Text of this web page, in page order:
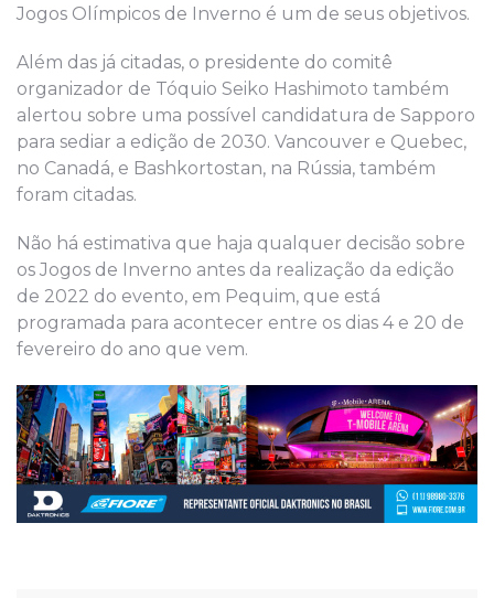
Jogos Olímpicos de Inverno é um de seus objetivos.
Além das já citadas, o presidente do comitê
organizador de Tóquio Seiko Hashimoto também
alertou sobre uma possível candidatura de Sapporo
para sediar a edição de 2030. Vancouver e Quebec,
no Canadá, e Bashkortostan, na Rússia, também
foram citadas.
Não há estimativa que haja qualquer decisão sobre
os Jogos de Inverno antes da realização da edição
de 2022 do evento, em Pequim, que está
programada para acontecer entre os dias 4 e 20 de
fevereiro do ano que vem.